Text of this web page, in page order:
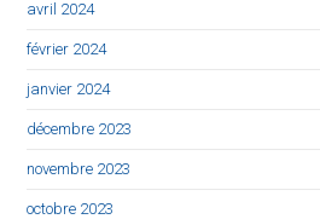
avril 2024
février 2024
janvier 2024
décembre 2023
novembre 2023
octobre 2023